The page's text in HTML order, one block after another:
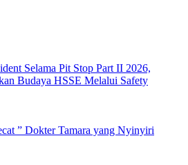
Selama Pit Stop Part II 2026,
Budaya HSSE Melalui Safety
” Dokter Tamara yang Nyinyiri